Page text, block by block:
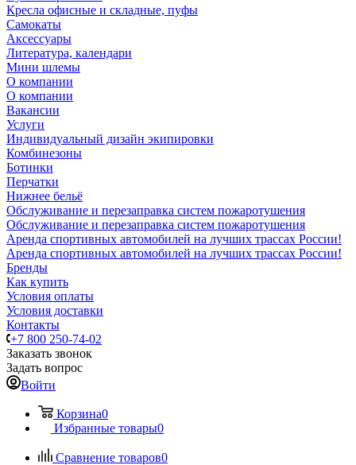
Кресла офисные и складные, пуфы
Самокаты
Аксессуары
Литература, календари
Мини шлемы
О компании
О компании
Вакансии
Услуги
Индивидуальный дизайн экипировки
Комбинезоны
Ботинки
Перчатки
Нижнее бельё
Обслуживание и перезаправка систем пожаротушения
Обслуживание и перезаправка систем пожаротушения
Аренда спортивных автомобилей на лучших трассах России!
Аренда спортивных автомобилей на лучших трассах России!
Бренды
Как купить
Условия оплаты
Условия доставки
Контакты
+7 800 250-74-02
Заказать звонок
Задать вопрос
Войти
Корзина0
Избранные товары0
Сравнение товаров0